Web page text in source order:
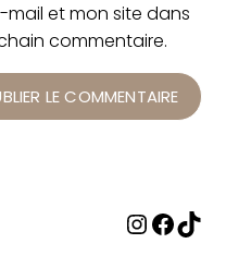
mail et mon site dans
commentaire.